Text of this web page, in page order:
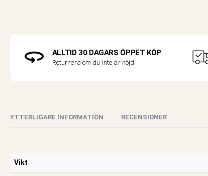
ALLTID 30 DAGARS ÖPPET KÖP
Returnera om du inte är nöjd
YTTERLIGARE INFORMATION RECENSIONER
Vikt